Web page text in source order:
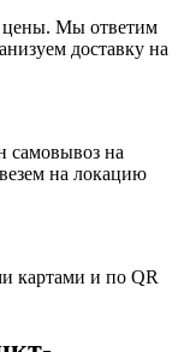
цены. Мы ответим
доставку на
самовывоз на
на локацию
картами и по QR